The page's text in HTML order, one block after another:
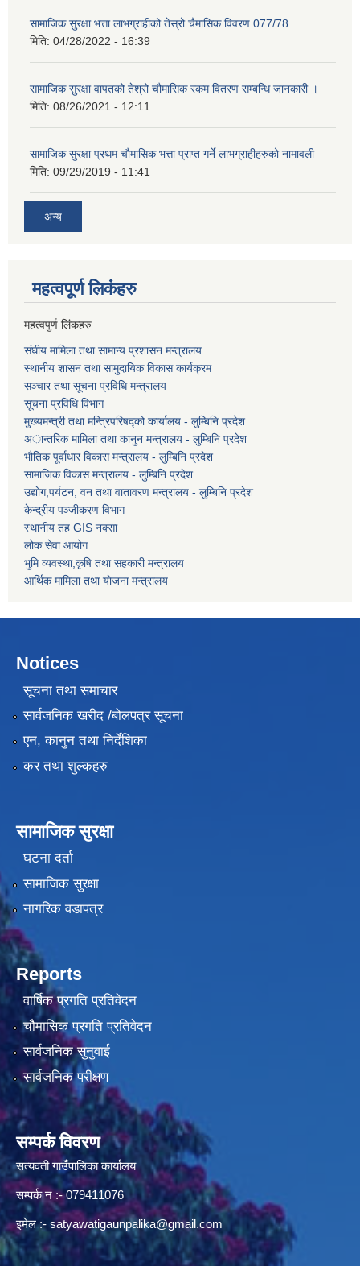
सामाजिक सुरक्षा भत्ता लाभग्राहीको तेस्रो चैमासिक विवरण 077/78
मिति: 04/28/2022 - 16:39
सामाजिक सुरक्षा वापतको तेश्रो चौमासिक रकम वितरण सम्बन्धि जानकारी ।
मिति: 08/26/2021 - 12:11
सामाजिक सुरक्षा प्रथम चौमासिक भत्ता प्राप्त गर्ने लाभग्राहीहरुको नामावली
मिति: 09/29/2019 - 11:41
अन्य
महत्वपूर्ण लि‌कंंहरु
महत्वपुर्ण लिंकहरु
संघीय मामिला तथा सामान्य प्रशासन मन्त्रालय
स्थानीय शासन तथा सामुदायिक विकास कार्यक्रम
सञ्चार तथा सूचना प्रविधि मन्त्रालय
सूचना प्रविधि विभाग
मुख्यमन्त्री तथा मन्त्रिपरिषद्को कार्यालय - लुम्बिनि प्रदेश
अान्तरिक मामिला तथा कानुन मन्त्रालय - लुम्बिनि प्रदेश
भौतिक पूर्वाधार विकास मन्त्रालय - लुम्बिनि प्रदेश
सामाजिक विकास मन्त्रालय - लुम्बिनि प्रदेश
उद्याेग,पर्यटन, वन तथा वातावरण मन्त्रालय - लुम्बिनि प्रदेश
केन्द्रीय पञ्जीकरण विभाग
स्थानीय तह GIS नक्सा
लोक सेवा आयोग
भुमि व्यवस्था,कृषि तथा सहकारी मन्त्रालय
आर्थिक मामिला तथा याेजना मन्त्रालय
Notices
सूचना तथा समाचार
सार्वजनिक खरीद /बोलपत्र सूचना
एन, कानुन तथा निर्देशिका
कर तथा शुल्कहरु
सामाजिक सुरक्षा
घटना दर्ता
सामाजिक सुरक्षा
नागरिक वडापत्र
Reports
वार्षिक प्रगति प्रतिवेदन
चौमासिक प्रगति प्रतिवेदन
सार्वजनिक सुनुवाई
सार्वजनिक परीक्षण
सम्पर्क विवरण
सत्यवती गाउँपालिका कार्यालय
सम्पर्क न‌ :- 079411076
इमेल :- satyawatigaunpalika@gmail.com